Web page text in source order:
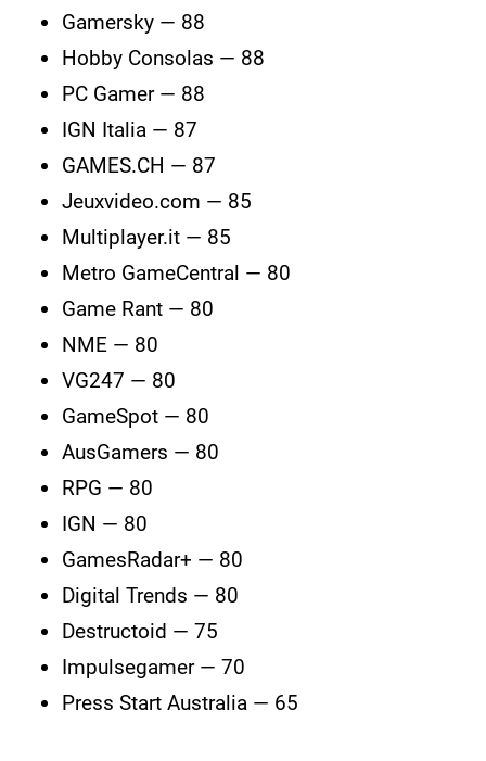
Gamersky — 88
Hobby Consolas — 88
PC Gamer — 88
IGN Italia — 87
GAMES.CH — 87
Jeuxvideo.com — 85
Multiplayer.it — 85
Metro GameCentral — 80
Game Rant — 80
NME — 80
VG247 — 80
GameSpot — 80
AusGamers — 80
RPG — 80
IGN — 80
GamesRadar+ — 80
Digital Trends — 80
Destructoid — 75
Impulsegamer — 70
Press Start Australia — 65